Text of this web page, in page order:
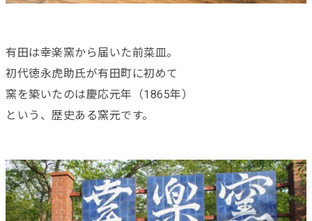
有田は幸楽窯から届いた前菜皿。
初代徳永虎助氏が有田町に初めて
窯を築いたのは慶応元年（1865年）
という、歴史ある窯元です。